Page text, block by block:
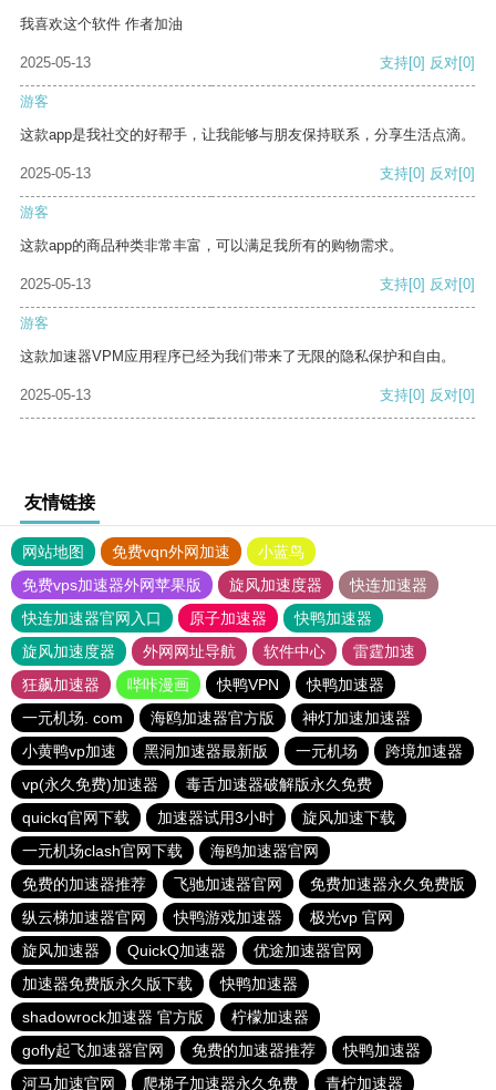
我喜欢这个软件 作者加油
2025-05-13 支持[0] 反对[0]
游客
这款app是我社交的好帮手，让我能够与朋友保持联系，分享生活点滴。
2025-05-13 支持[0] 反对[0]
游客
这款app的商品种类非常丰富，可以满足我所有的购物需求。
2025-05-13 支持[0] 反对[0]
游客
这款加速器VPM应用程序已经为我们带来了无限的隐私保护和自由。
2025-05-13 支持[0] 反对[0]
友情链接
网站地图 免费vqn外网加速
小蓝鸟
免费vps加速器外网苹果版
旋风加速度器
快连加速器
快连加速器官网入口
原子加速器
快鸭加速器
旋风加速度器
外网网址导航 软件中心
雷霆加速
狂飙加速器
哔咔漫画 快鸭VPN
快鸭加速器
一元机场. com
海鸥加速器官方版
神灯加速加速器
小黄鸭vp加速
黑洞加速器最新版 一元机场
跨境加速器
vp(永久免费)加速器
毒舌加速器破解版永久免费
quickq官网下载
加速器试用3小时
旋风加速下载
一元机场clash官网下载
海鸥加速器官网
免费的加速器推荐
飞驰加速器官网
免费加速器永久免费版
纵云梯加速器官网
快鸭游戏加速器
极光vp 官网
旋风加速器
QuickQ加速器
优途加速器官网
加速器免费版永久版下载
快鸭加速器
shadowrock加速器 官方版
柠檬加速器
gofly起飞加速器官网
免费的加速器推荐
快鸭加速器
河马加速官网
爬梯子加速器永久免费 青柠加速器